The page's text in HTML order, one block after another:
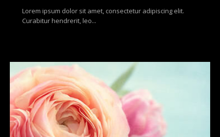
Lorem ipsum dolor sit amet, consectetur adipiscing elit.
Curabitur hendrerit, leo...